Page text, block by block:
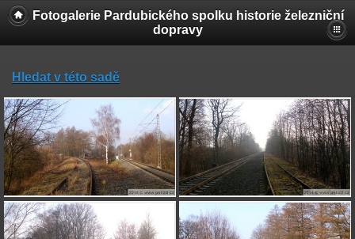
Fotogalerie Pardubického spolku historie železniční
dopravy
Hledat v této sadě